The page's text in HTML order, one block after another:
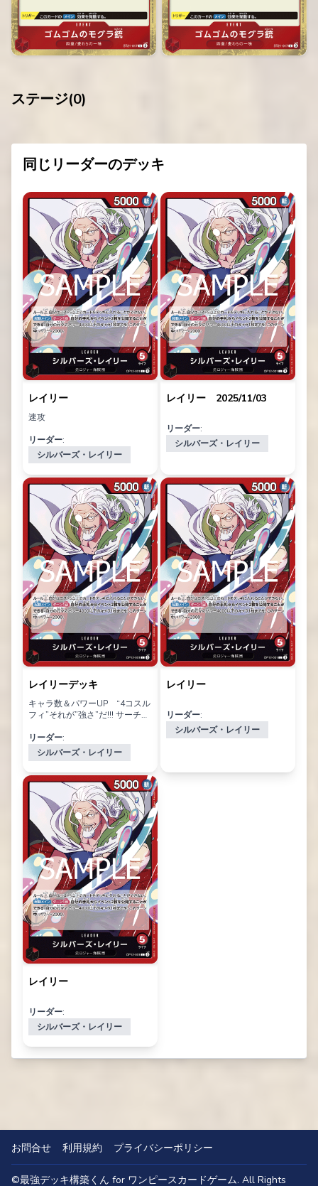
ステージ(0)
同じリーダーのデッキ
レイリー
速攻
リーダー:
シルバーズ・レイリー
レイリー 2025/11/03
リーダー:
シルバーズ・レイリー
レイリーデッキ
キャラ数＆パワーUP “4コスル
フィ”それが”強さ”だ!!! サーチ
ロ
リーダー:
シルバーズ・レイリー
レイリー
リーダー:
シルバーズ・レイリー
レイリー
リーダー:
シルバーズ・レイリー
お問合せ 利用規約 プライバシーポリシー
©最強デッキ構築くん for ワンピースカードゲーム. All Rights